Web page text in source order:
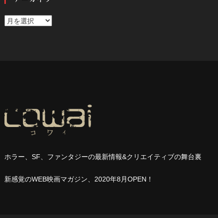
ア
ホラー、SF、ファンタジーの最新情報&クリエイティブの舞台裏
新感覚のWEB映画マガジン、2020年8月OPEN ！